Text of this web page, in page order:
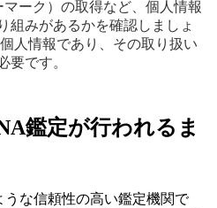
ーク）の取得など、個人情報
組みがあるかを確認しましょ
人情報であり、その取り扱い
要です。
鑑定が行われるま
うな信頼性の高い鑑定機関で